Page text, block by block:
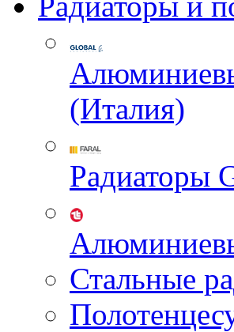
(Италия)
Радиаторы
Стальные